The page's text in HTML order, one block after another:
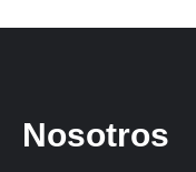
Nosotros